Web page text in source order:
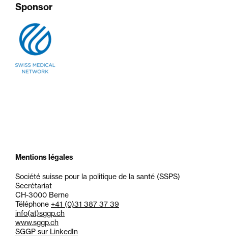
Sponsor
Mentions légales
Société suisse pour la politique de la santé (SSPS)
Secrétariat
CH-3000 Berne
Téléphone +41 (0)31 387 37 39
info(at)sggp.ch
www.sggp.ch
SGGP sur LinkedIn